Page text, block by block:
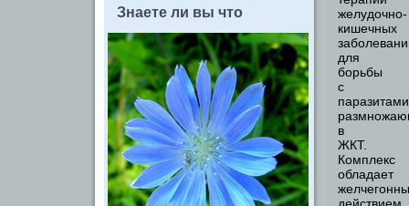
Знаете ли вы что
желудочно-
кишечных
для
борьбы
с
в
ЖКТ.
Комплекс
обладает